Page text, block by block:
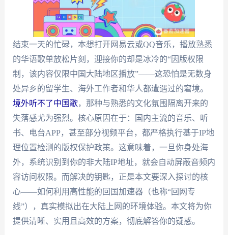
结束一天的忙碌，本想打开网易云或QQ音乐，播放熟悉
的华语歌单放松片刻，迎接你的却是冰冷的“因版权限
制，该内容仅限中国大陆地区播放”——这恐怕是无数身
处异乡的留学生、海外工作者和华人都遭遇过的窘境。
境外听不了中国歌，那种与熟悉的文化氛围隔离开来的
失落感尤为强烈。核心原因在于：国内主流的音乐、听
书、电台APP，甚至部分视频平台，都严格执行基于IP地
理位置检测的版权保护政策。这意味着，一旦你身处海
外，系统识别到你的非大陆IP地址，就会自动屏蔽音频内
容访问权限。而解决的钥匙，正是本文要深入探讨的核
心——如何利用高性能的回国加速器（也称“回网专
线”），真实模拟出在大陆上网的环境体验。本文将为你
提供清晰、实用且高效的方案，彻底解答你的疑惑。